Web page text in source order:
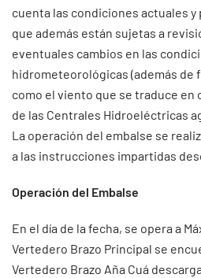
cuenta las condiciones actuales
que además están sujetas a
eventuales cambios en las
hidrometeorológicas (además de
como el viento que se traduce en
de las Centrales Hidroeléctricas
La operación del embalse se
a las instrucciones impartidas
Operación del Embalse
En el día de la fecha, se opera a
Vertedero Brazo Principal se
Vertedero Brazo Aña Cuá